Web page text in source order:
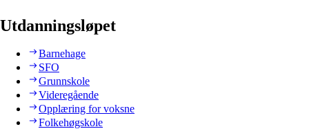
Utdanningsløpet
Barnehage
SFO
Grunnskole
Videregående
Opplæring for voksne
Folkehøgskole